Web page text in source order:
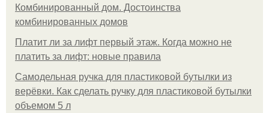
Комбинированный дом. Достоинства
комбинированных домов
Платит ли за лифт первый этаж. Когда можно не
платить за лифт: новые правила
Самодельная ручка для пластиковой бутылки из
верёвки. Как сделать ручку для пластиковой бутылки
объемом 5 л